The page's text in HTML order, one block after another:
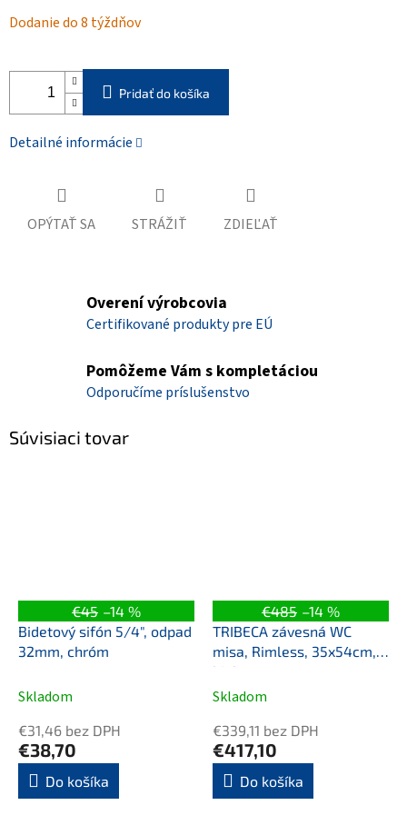
cena:
Dodanie do 8 týždňov
Pridať do košíka
Detailné informácie
OPÝTAŤ SA STRÁŽIŤ ZDIEĽAŤ
Overení výrobcovia
Certifikované produkty pre EÚ
Pomôžeme Vám s kompletáciou
Odporučíme príslušenstvo
Súvisiaci tovar
€45 –14 %
Bidetový sifón 5/4", odpad
32mm, chróm
Skladom
€31,46 bez DPH
€38,70
Do košíka
€485 –14 %
TRIBECA závesná WC
misa, Rimless, 35x54cm,
biela
Skladom
€339,11 bez DPH
€417,10
Do košíka